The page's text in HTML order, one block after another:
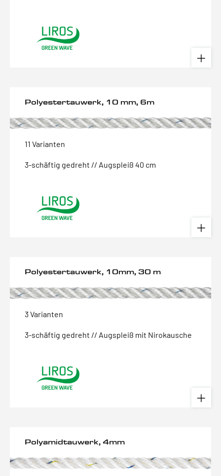
Polyestertauwerk, 10 mm, 6m
11 Varianten
3-schäftig gedreht // Augspleiß 40 cm
Polyestertauwerk, 10mm, 30 m
3 Varianten
3-schäftig gedreht // Augspleiß mit Nirokausche
Polyamidtauwerk, 4mm